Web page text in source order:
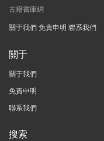
古籍書庫網
關于我們 免責申明 聯系我們
關于
關于我們
免責申明
聯系我們
搜索